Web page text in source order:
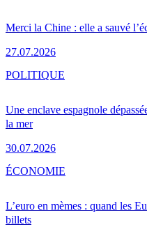
Merci la Chine : elle a sauvé
27.07.2026
Une enclave espagnole
la mer
30.07.2026
POLITIQUE
L’euro en mèmes : quand les
billets
ÉCONOMIE